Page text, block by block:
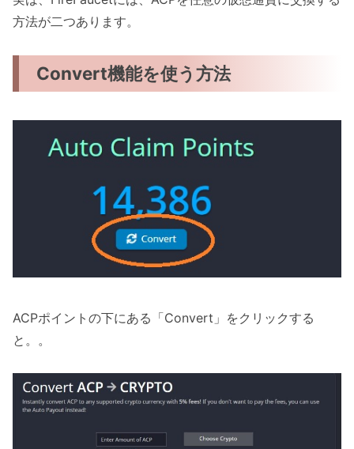
方法が二つあります。
Convert機能を使う方法
ACPポイントの下にある「Convert」をクリックする
と。。